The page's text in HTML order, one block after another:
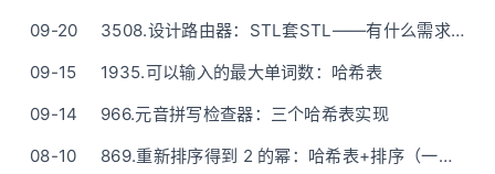
09-20
3508.设计路由器：STL套STL——有什么需求就设计什么数据结构
09-15
1935.可以输入的最大单词数：哈希表
09-14
966.元音拼写检查器：三个哈希表实现
08-10
869.重新排序得到 2 的幂：哈希表+排序（一次初始化）